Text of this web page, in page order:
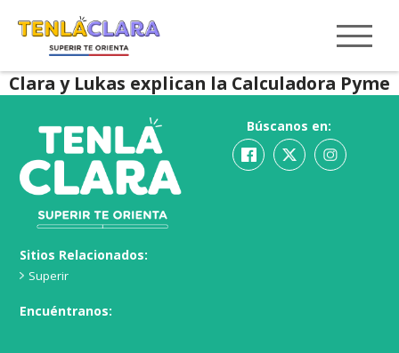
Clara y Lukas explican la Calculadora Pyme
Sitios Relacionados:
Superir
Encuéntranos:
Búscanos en: